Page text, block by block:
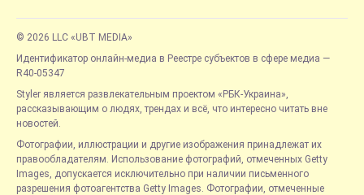
© 2026 LLC «UBT MEDIA»
Идентификатор онлайн-медиа в Реестре субъектов в сфере медиа —
R40-05347
Styler является развлекательным проектом «РБК-Украина»,
рассказывающим о людях, трендах и всё, что интересно читать вне
новостей.
Фотографии, иллюстрации и другие изображения принадлежат их
правообладателям. Использование фотографий, отмеченных Getty
Images, допускается исключительно при наличии письменного
разрешения фотоагентства Getty Images. Фотографии, отмеченные